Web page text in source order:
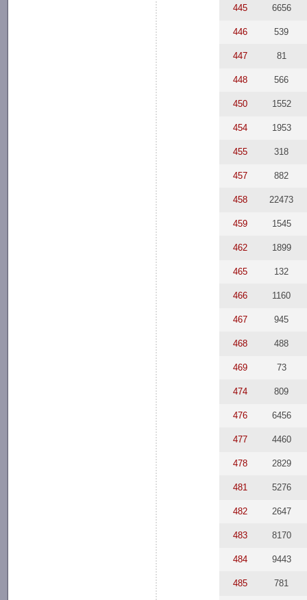
445 6656
446 539
447 81
448 566
450 1552
454 1953
455 318
457 882
458 22473
459 1545
462 1899
465 132
466 1160
467 945
468 488
469 73
474 809
476 6456
477 4460
478 2829
481 5276
482 2647
483 8170
484 9443
485 781